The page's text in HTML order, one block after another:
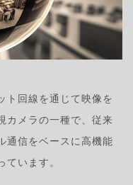
ト回線を通じて映像を
カメラの一種で、従来
通信をベースに高機能
ています。